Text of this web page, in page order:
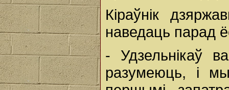
Кіраўнік
наведаць парад
- Удзельнікаў
разумеюць, і